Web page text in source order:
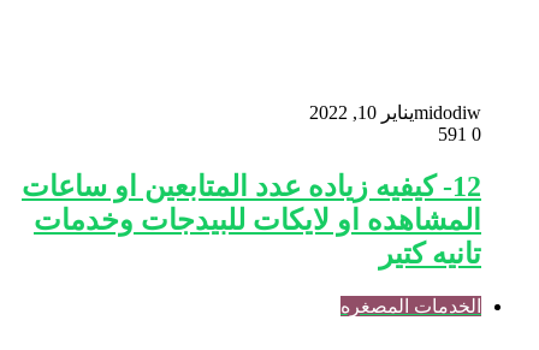
midodiwيناير 10, 2022
0
12- كيفيه زياده عدد المتابعين او ساعات
المشاهده او لايكات للبيدجات وخدمات
تانيه كتير
الخدمات المصغره